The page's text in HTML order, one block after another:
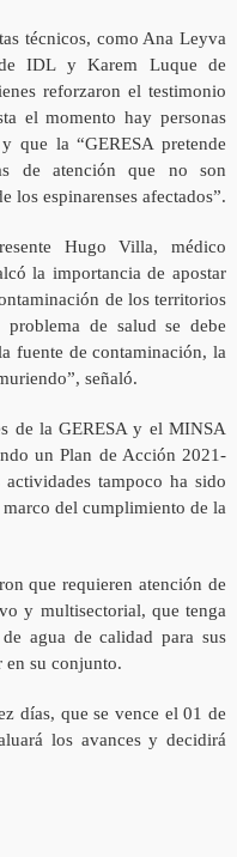
técnicos, como Ana Leyva
IDL y Karem Luque de
reforzaron el testimonio
el momento hay personas
que la “GERESA pretende
de atención que no son
los espinarenses afectados”.
Hugo Villa, médico
la importancia de apostar
de los territorios
de salud se debe
fuente de contaminación, la
señaló.
de la GERESA y el MINSA
un Plan de Acción 2021-
tampoco ha sido
del cumplimiento de la
que requieren atención de
y multisectorial, que tenga
agua de calidad para sus
en su conjunto.
días, que se vence el 01 de
los avances y decidirá